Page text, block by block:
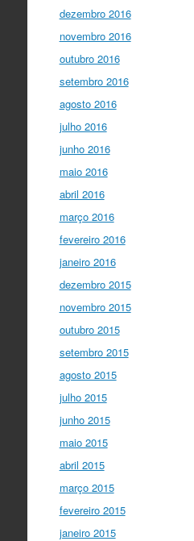
dezembro 2016
novembro 2016
outubro 2016
setembro 2016
agosto 2016
julho 2016
junho 2016
maio 2016
abril 2016
março 2016
fevereiro 2016
janeiro 2016
dezembro 2015
novembro 2015
outubro 2015
setembro 2015
agosto 2015
julho 2015
junho 2015
maio 2015
abril 2015
março 2015
fevereiro 2015
janeiro 2015